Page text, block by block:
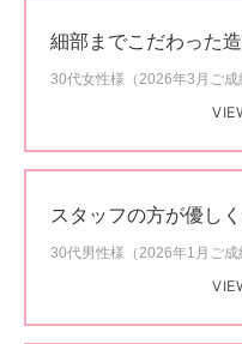
細部までこだわった
30代女性様（2026年3月ご成
スタッフの方が優し
30代男性様（2026年1月ご成